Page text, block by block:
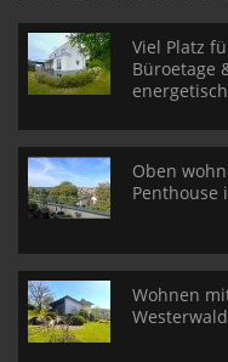
Viel Platz
Büroetage
Oben
Penthouse
Wohnen